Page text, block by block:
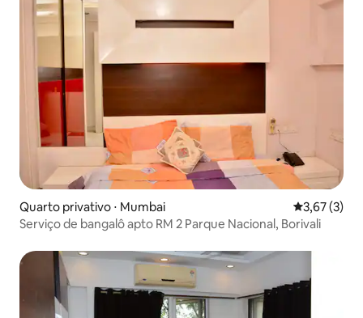
Quarto privativo ⋅ Mumbai 3,67 de
3,67 (3)
Serviço de bangalô apto RM 2 Parque Nacional, Borivali